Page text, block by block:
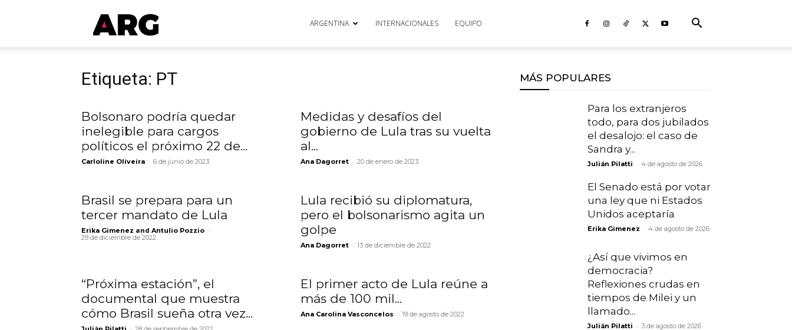
ARGmedios ARGENTINA INTERNACIONALES EQUIPO
Etiqueta: PT
Bolsonaro podría quedar
inelegible para cargos
políticos el próximo 22 de...
Carloline Oliveira - 6 de junio de 2023
Medidas y desafíos del
gobierno de Lula tras su vuelta
al...
Ana Dagorret - 20 de enero de 2023
Brasil se prepara para un
tercer mandato de Lula
Erika Gimenez and Antulio Pozzio -
29 de diciembre de 2022
Lula recibió su diplomatura,
pero el bolsonarismo agita un
golpe
Ana Dagorret - 13 de diciembre de 2022
“Próxima estación”, el
documental que muestra
cómo Brasil sueña otra vez...
El primer acto de Lula reúne a
más de 100 mil...
Ana Carolina Vasconcelos - 19 de agosto de 2022
MÁS POPULARES
Para los extranjeros
todo, para dos jubilados
el desalojo: el caso de
Sandra y...
Julián Pilatti - 4 de agosto de 2026
El Senado está por votar
una ley que ni Estados
Unidos aceptaría
Erika Gimenez - 4 de agosto de 2026
¿Así que vivimos en
democracia?
Reflexiones crudas en
tiempos de Milei y un
llamado...
Julián Pilatti - 3 de agosto de 2026